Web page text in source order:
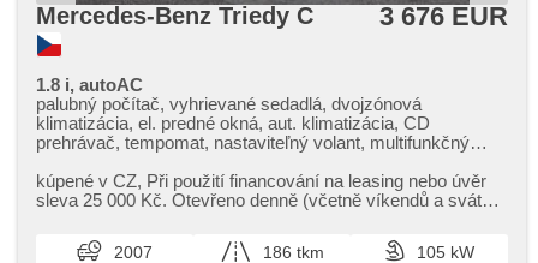
Mercedes-Benz Triedy C 3 676 EUR
1.8 i, autoAC
palubný počítač, vyhrievané sedadlá, dvojzónová
klimatizácia, el. predné okná, aut. klimatizácia, CD
prehrávač, tempomat, nastaviteľný volant, multifunkčný
posilňovač riadenia, centrál diaľkový, hmlové svetlá, ABS,
protiprešmykový systém kolies (ASR), deaktivácia airbagu
kúpené v CZ,​ Při použití financování na leasing nebo úvěr
sleva 25 000 Kč. Otevřeno denně (včetně víkendů a svátků)
2007 186 tkm
105 kW